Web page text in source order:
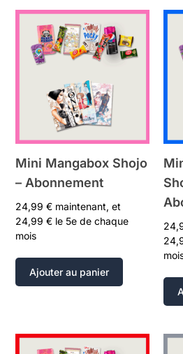
Mini Mangabox Shojo
– Abonnement
24,99€ maintenant, et
24,99€ le 5e de chaque
mois
Ajouter au panier